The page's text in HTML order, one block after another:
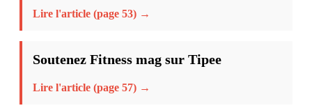
Lire l'article (page 53) →
Soutenez Fitness mag sur Tipee
Lire l'article (page 57) →